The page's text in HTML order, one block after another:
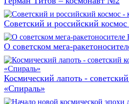
Советский и российский
О советском мега-
Космический лапоть -
«Спираль»